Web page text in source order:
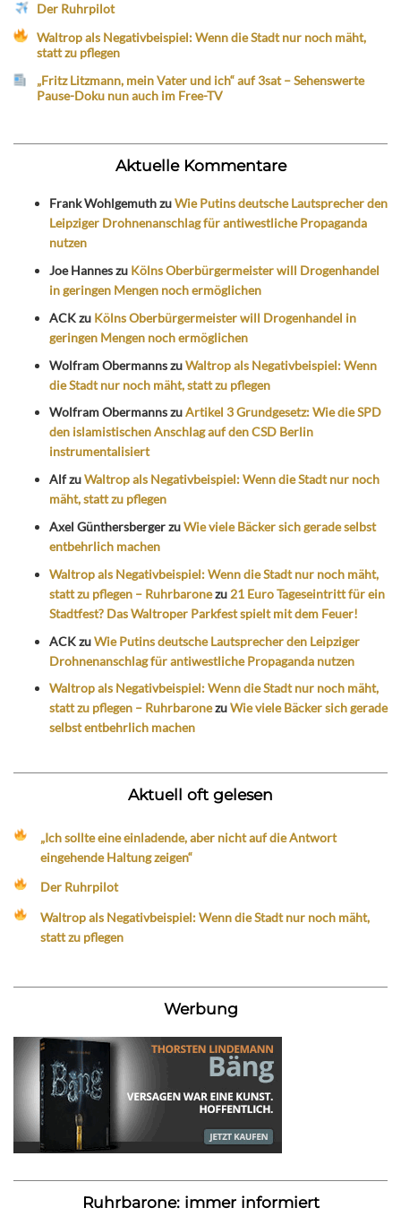
Der Ruhrpilot
Waltrop als Negativbeispiel: Wenn die Stadt nur noch mäht,
statt zu pflegen
„Fritz Litzmann, mein Vater und ich“ auf 3sat – Sehenswerte
Pause-Doku nun auch im Free-TV
Aktuelle Kommentare
Frank WohlgemuthzuWie Putins deutsche Lautsprecher den
Leipziger Drohnenanschlag für antiwestliche Propaganda
nutzen
Joe Hanneszu Kölns Oberbürgermeister will Drogenhandel
in geringen Mengen noch ermöglichen
ACKzu Kölns Oberbürgermeister will Drogenhandel in
geringen Mengen noch ermöglichen
Wolfram ObermannszuWaltrop als Negativbeispiel: Wenn
die Stadt nur noch mäht, statt zu pflegen
Wolfram ObermannszuArtikel 3 Grundgesetz: Wie die SPD
den islamistischen Anschlag auf den CSD Berlin
instrumentalisiert
AlfzuWaltrop als Negativbeispiel: Wenn die Stadt nur noch
mäht, statt zu pflegen
Axel GünthersbergerzuWie viele Bäcker sich gerade selbst
entbehrlich machen
Waltrop als Negativbeispiel: Wenn die Stadt nur noch mäht,
statt zu pflegen – Ruhrbaronezu 21 Euro Tageseintritt für ein
Stadtfest? Das Waltroper Parkfest spielt mit dem Feuer!
ACKzuWie Putins deutsche Lautsprecher den Leipziger
Drohnenanschlag für antiwestliche Propaganda nutzen
Waltrop als Negativbeispiel: Wenn die Stadt nur noch mäht,
statt zu pflegen – RuhrbaronezuWie viele Bäcker sich gerade
selbst entbehrlich machen
Aktuell oft gelesen
„Ich sollte eine einladende, aber nicht auf die Antwort
eingehende Haltung zeigen“
Der Ruhrpilot
Waltrop als Negativbeispiel: Wenn die Stadt nur noch mäht,
statt zu pflegen
Werbung
Ruhrbarone: immer informiert